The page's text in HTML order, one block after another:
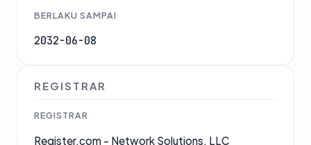
BERLAKU SAMPAI
2032-06-08
REGISTRAR
REGISTRAR
Register.com - Network Solutions, LLC